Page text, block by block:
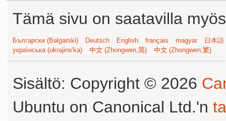
Tämä sivu on saatavilla
Български (Bəlgarski) Deutsch English français magyar
日本
українська (ukrajins'ka)
中文 (Zhongwen,简) 中文 (Zhongwen,繁)
Sisältö: Copyright © 2026
Ubuntu on Canonical Ltd.'n